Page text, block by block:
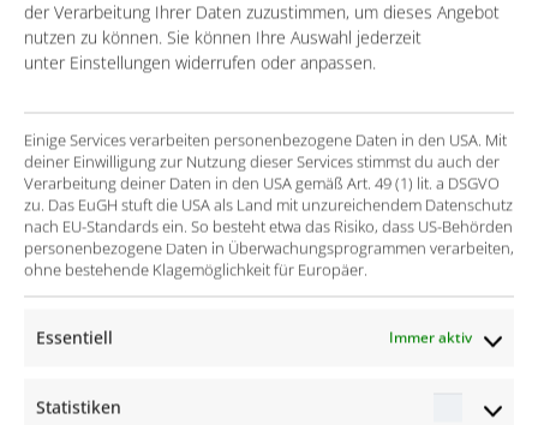
der Verarbeitung Ihrer Daten zuzustimmen, um dieses Angebot
nutzen zu können. Sie können Ihre Auswahl jederzeit
unter Einstellungen widerrufen oder anpassen.
Einige Services verarbeiten personenbezogene Daten in den USA. Mit
deiner Einwilligung zur Nutzung dieser Services stimmst du auch der
Verarbeitung deiner Daten in den USA gemäß Art. 49 (1) lit. a DSGVO
zu. Das EuGH stuft die USA als Land mit unzureichendem Datenschutz
nach EU-Standards ein. So besteht etwa das Risiko, dass US-Behörden
personenbezogene Daten in Überwachungsprogrammen verarbeiten,
ohne bestehende Klagemöglichkeit für Europäer.
Essentiell Immer aktiv
Statistiken
CRM und Applicant Tracking mit Mysolution
CRM und Applicant Tracking von Bullhorn
Vertriebscontrolling
Bullhorn Workforce Management
Mehr Markterfolg durch Staffing-Reporting
Salesforce Service und Field Service Cloud
Salesforce Marketing Solutions
Salesforce Service Cloud